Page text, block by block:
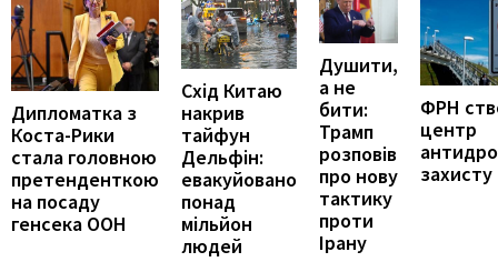
Дипломатка з
Коста-Рики
стала головною
претенденткою
на посаду
генсека ООН
Схід Китаю
накрив
тайфун
Дельфін:
евакуйовано
понад
мільйон
людей
Душити,
а не
бити:
Трамп
розповів
про нову
тактику
проти
Ірану
ФРН
центр
захисту